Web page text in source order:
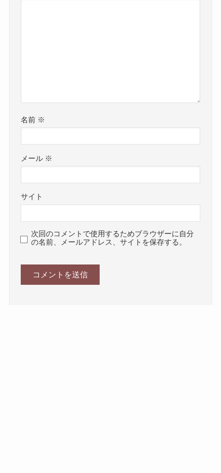
名前 ※
メール ※
サイト
次回のコメントで使用するためブラウザーに自分
の名前、メールアドレス、サイトを保存する。